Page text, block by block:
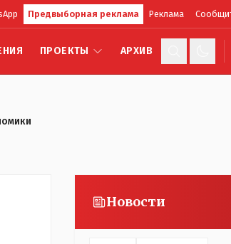
Предвыборная реклама Реклама
ПРОЕКТЫ АРХИВ
Новости